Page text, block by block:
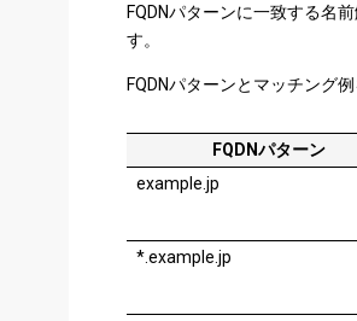
FQDNパターンに一致する名
す。
FQDNパターンとマッチング
FQDNパターン
example.jp
*.example.jp